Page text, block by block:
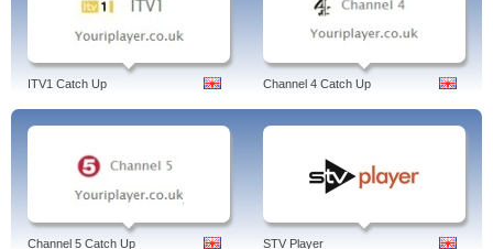
ITV1 Catch Up Channel 4 Catch Up
Channel 5 Catch Up STV Player